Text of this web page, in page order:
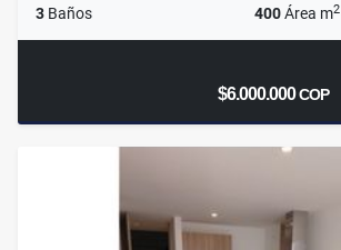
3 Baños 400Área m2
$6.000.000COP